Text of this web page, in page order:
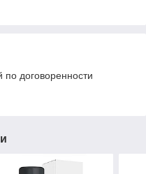
по договоренности